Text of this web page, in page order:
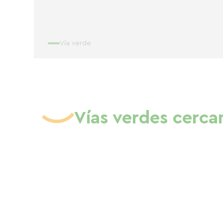
Vía verde
Vías verdes